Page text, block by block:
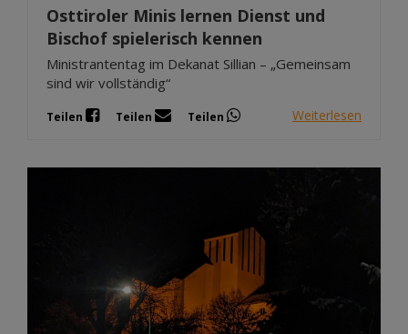
Osttiroler Minis lernen Dienst und
Bischof spielerisch kennen
Ministrantentag im Dekanat Sillian – „Gemeinsam
sind wir vollständig“
Teilen Teilen Teilen Weiterlesen